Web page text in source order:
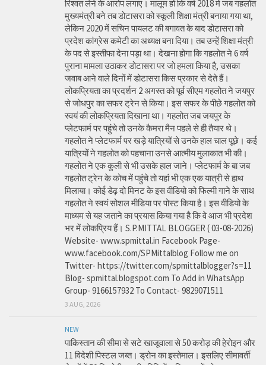
रिश्वत लेने के आरोप लगाए। मालूम हो कि वर्ष 2018 में जब गहलोत
मुख्यमंत्री बने तब डोटासरा को स्कूली शिक्षा मंत्री बनाया गया था,
लेकिन 2020 में सचिन पायलट की बगावत के बाद डोटासरा को
प्रदेश कांग्रेस कमेटी का अध्यक्ष बना दिया। तब उन्हें शिक्षा मंत्री
के पद से इस्तीफा देना पड़ा था। देखना होगा कि गहलोत ने 6 वर्ष
पुराना मामला उठाकर डोटासरा पर जो हमला किया है, उसका
जवाब आने वाले दिनों में डोटासरा किस प्रकार से देते हैं।
लोकप्रियता का प्रदर्शन 2 अगस्त को पूर्व सीएम गहलोत ने जयपुर
से जोधपुर का सफर ट्रेन से किया। इस सफर के पीछे गहलोत को
स्वयं की लोकप्रियता दिखाना था। गहलोत जब जयपुर के
प्लेटफार्म पर पहुंचे तो उनके कैमरा मैन पहले से ही तैयार थे।
गहलोत ने प्लेटफार्म पर खड़े यात्रियों से उनके हाल चाल पूछे। कई
यात्रियों ने गहलोत को पहचाना उनसे आत्मीय मुलाकात भी की।
गहलोत ने एक कुली से भी उसके हाल जाने। प्लेटफार्म के बा जब
गहलोत ट्रेन के कोच में पहुंचे तो यहां भी एक एक यात्री से हाथ
मिलाया। कोई डेढ़ दो मिनट के इस वीडियो को फिल्मी गाने के साथ
गहलोत ने स्वयं सोशल मीडिया पर पोस्ट किया है। इस वीडियो के
माध्यम से यह जताने का प्रयास किया गया है कि वे आज भी प्रदेश
भर में लोकप्रिय हैं। S.P.MITTAL BLOGGER ( 03-08-2026)
Website- www.spmittal.in Facebook Page-
www.facebook.com/SPMittalblog Follow me on
Twitter- https://twitter.com/spmittalblogger?s=11
Blog- spmittal.blogspot.com To Add in WhatsApp
Group- 9166157932 To Contact- 9829071511
3 AUG, 2026
NEW
पाकिस्तान की सीमा से सटे खाजूवाला से 50 करोड़ की हेरोइन और
11 विदेशी पिस्टल जब्त। ड्रोन का इस्तेमाल। इसलिए सीमावर्ती